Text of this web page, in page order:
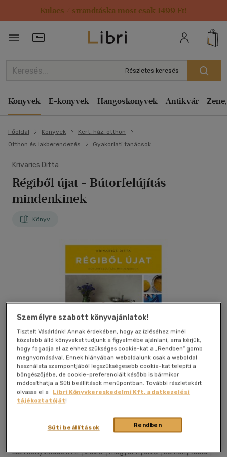
Kulacs / strandtáska most csak 1499 Ft!
Törzsvásárlói Kártya adatai
Részletes keresés
Könyvek E-könyvek Hangoskönyvek Antikvár
Főoldal Könyvek
Kert, ház, otthon
Otthon és lakberendezés
Gyakorlati tanácsok
Krivarics Ditta
Régiből újat - Bútorfelújítás
mindenkinek
Könyv
Libri Könyvkiadó Kft.|2020|magyar nyelvű|keménytábla|
Személyre szabott könyvajánlatok!
Tisztelt Vásárlónk! Annak érdekében, hogy az ízléséhez minél
közelebb álló könyveket tudjunk a figyelmébe ajánlani, arra kérjük,
hogy fogadja el az ehhez szükséges cookie-kat a „Rendben” gomb
megnyomásával. Ennek hiányában weboldalunk csak a weboldal
használata szempontjából legszükségesebb cookie-kat telepíti a
böngészőjébe, de cookie-preferenciáit később is bármikor
módosíthatja a Süti beállítások menüpontban. További részletekért
olvassa el a
Libri Könyvkereskedelmi Kft. adatkezelési
tájékoztatóját!
Rendben
Süti beállítások